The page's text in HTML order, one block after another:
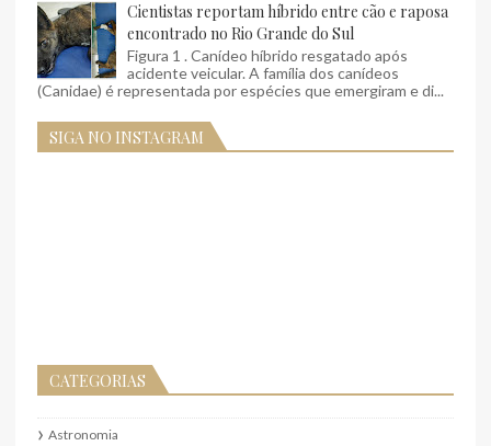
Cientistas reportam híbrido entre cão e raposa
encontrado no Rio Grande do Sul
Figura 1 . Canídeo híbrido resgatado após
acidente veicular. A família dos canídeos
(Canidae) é representada por espécies que emergiram e di...
SIGA NO INSTAGRAM
CATEGORIAS
Astronomia